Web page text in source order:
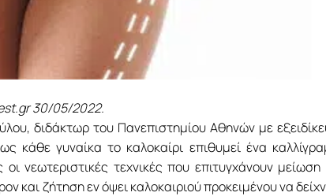
30/05/2022.
διδάκτωρ του Πανεπιστημίου Αθηνών με
κάθε γυναίκα το καλοκαίρι επιθυμεί ένα
νεωτεριστικές τεχνικές που επιτυγχάνουν μείωση
και ζήτηση εν όψει καλοκαιριού προκειμένου να